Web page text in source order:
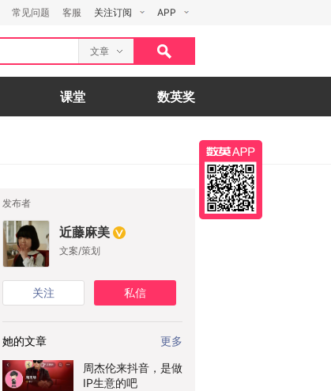
常见问题 客服 关注订阅 APP
文章
课堂 数英奖
发布者
近藤麻美
文案/策划
关注 私信
她的文章 更多
周杰伦来抖音，是做
IP生意的吧